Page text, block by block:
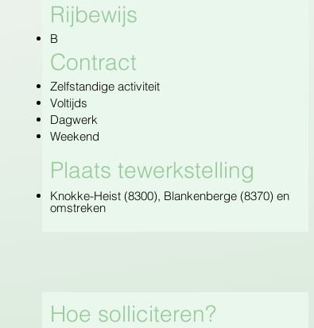
Rijbewijs
B
Contract
Zelfstandige activiteit
Voltijds
Dagwerk
Weekend
Plaats tewerkstelling
​Knokke-Heist (8300), Blankenberge (8370) en
omstreken
Hoe solliciteren?